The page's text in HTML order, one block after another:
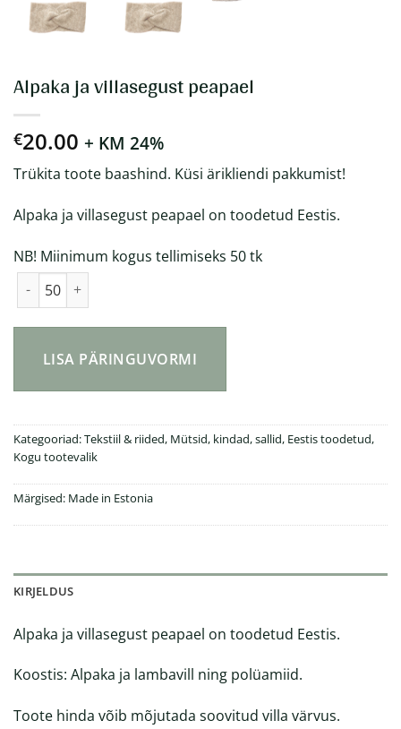
Alpaka ja villasegust peapael
€20.00 + KM 24%
Trükita toote baashind. Küsi ärikliendi pakkumist!
Alpaka ja villasegust peapael on toodetud Eestis.
NB! Miinimum kogus tellimiseks 50 tk
LISA PÄRINGUVORMI
Kategooriad:Tekstiil & riided, Mütsid, kindad, sallid, Eestis toodetud,
Kogu tootevalik
Märgised: Made in Estonia
KIRJELDUS
Alpaka ja villasegust peapael on toodetud Eestis.
Koostis: Alpaka ja lambavill ning polüamiid.
Toote hinda võib mõjutada soovitud villa värvus.